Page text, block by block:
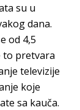
su u
dana.
od 4,5
to pretvara
televizije
koje
sa kauča.